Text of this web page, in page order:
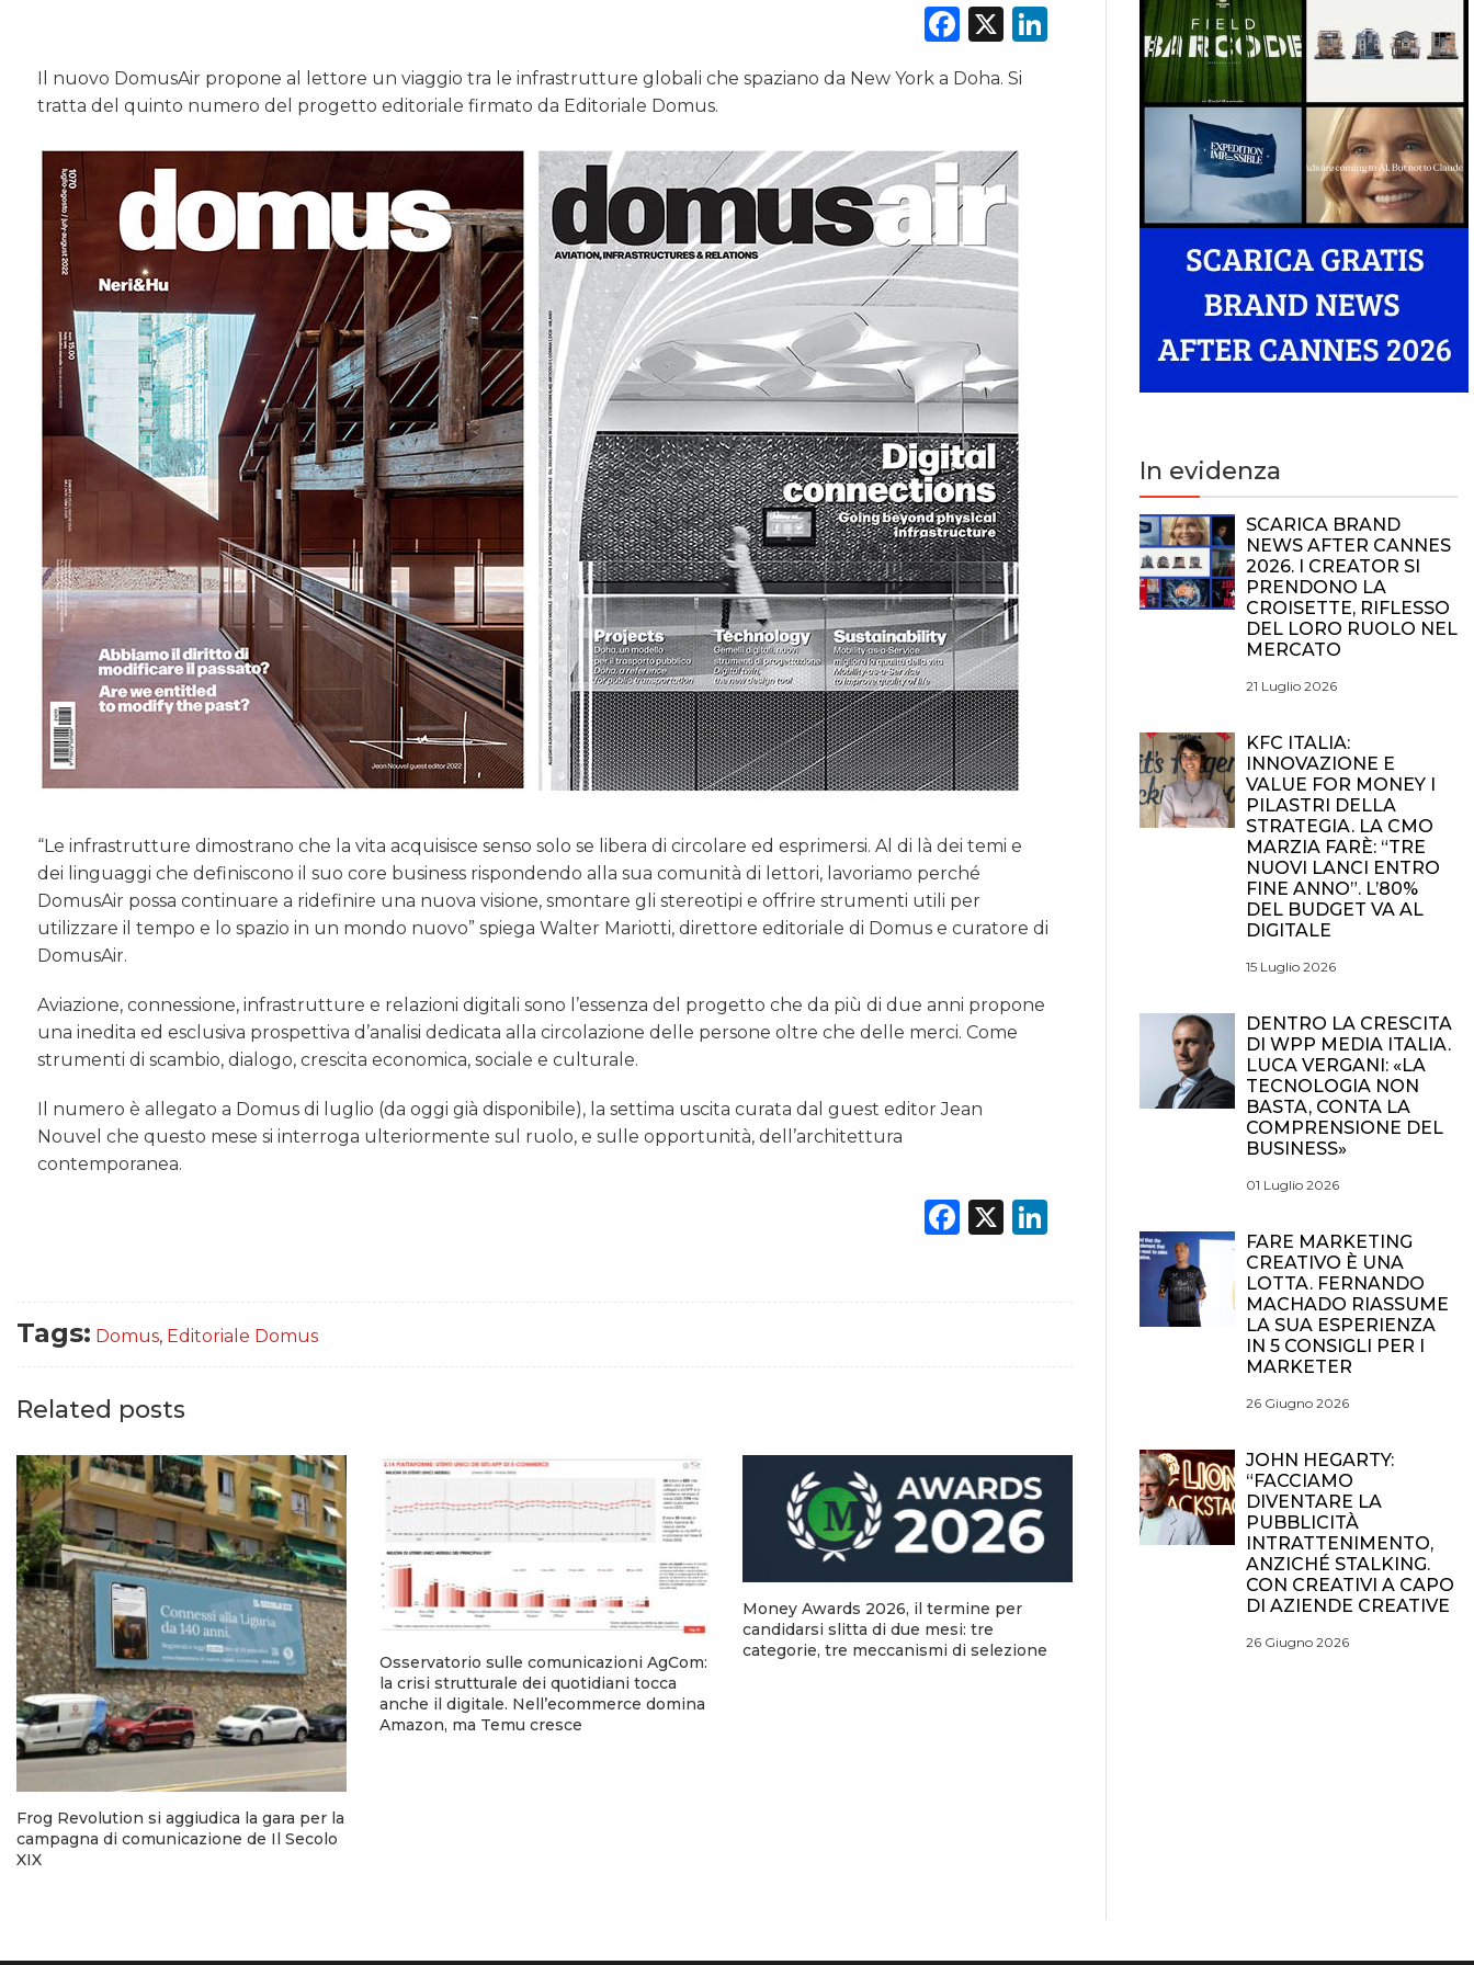
PREVISIONI/SCENARI
TREND
CASE HISTORY
OPINIONI
Facebook
X LinkedIn
Il nuovo DomusAir propone al lettore un viaggio tra le infrastrutture globali che spaziano da New York a Doha. Si
tratta del quinto numero del progetto editoriale firmato da Editoriale Domus.
“Le infrastrutture dimostrano che la vita acquisisce senso solo se libera di circolare ed esprimersi. Al di là dei temi e
dei linguaggi che definiscono il suo core business rispondendo alla sua comunità di lettori, lavoriamo perché
DomusAir possa continuare a ridefinire una nuova visione, smontare gli stereotipi e offrire strumenti utili per
utilizzare il tempo e lo spazio in un mondo nuovo” spiega Walter Mariotti, direttore editoriale di Domus e curatore di
DomusAir.
Aviazione, connessione, infrastrutture e relazioni digitali sono l’essenza del progetto che da più di due anni propone
una inedita ed esclusiva prospettiva d’analisi dedicata alla circolazione delle persone oltre che delle merci. Come
strumenti di scambio, dialogo, crescita economica, sociale e culturale.
Il numero è allegato a Domus di luglio (da oggi già disponibile), la settima uscita curata dal guest editor Jean
Nouvel che questo mese si interroga ulteriormente sul ruolo, e sulle opportunità, dell’architettura
contemporanea.
Facebook
X LinkedIn
Tags: Domus, Editoriale Domus
Related posts
Frog Revolution si aggiudica la gara per la
campagna di comunicazione de Il Secolo
XIX
Osservatorio sulle comunicazioni AgCom:
la crisi strutturale dei quotidiani tocca
anche il digitale. Nell’ecommerce domina
Amazon, ma Temu cresce
Money Awards 2026, il termine per
candidarsi slitta di due mesi: tre
categorie, tre meccanismi di selezione
In evidenza
SCARICA BRAND
NEWS AFTER CANNES
2026. I CREATOR SI
PRENDONO LA
CROISETTE, RIFLESSO
DEL LORO RUOLO NEL
MERCATO
21 Luglio 2026
KFC ITALIA:
INNOVAZIONE E
VALUE FOR MONEY I
PILASTRI DELLA
STRATEGIA. LA CMO
MARZIA FARÈ: “TRE
NUOVI LANCI ENTRO
FINE ANNO”. L’80%
DEL BUDGET VA AL
DIGITALE
15 Luglio 2026
DENTRO LA CRESCITA
DI WPP MEDIA ITALIA.
LUCA VERGANI: «LA
TECNOLOGIA NON
BASTA, CONTA LA
COMPRENSIONE DEL
BUSINESS»
01 Luglio 2026
FARE MARKETING
CREATIVO È UNA
LOTTA. FERNANDO
MACHADO RIASSUME
LA SUA ESPERIENZA
IN 5 CONSIGLI PER I
MARKETER
26 Giugno 2026
JOHN HEGARTY:
“FACCIAMO
DIVENTARE LA
PUBBLICITÀ
INTRATTENIMENTO,
ANZICHÉ STALKING.
CON CREATIVI A CAPO
DI AZIENDE CREATIVE
26 Giugno 2026